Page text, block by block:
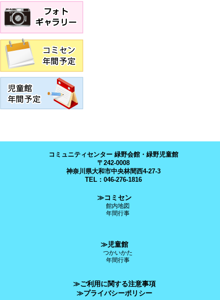
コミュニティセンター 緑野会館・緑野児童館
〒242-0008
神奈川県大和市中央林間西4-27-3
TEL：046-276-1816
≫コミセン
館内地図
年間行事
≫児童館
つかいかた
年間行事
≫ご利用に関する注意事項
≫プライバシーポリシー